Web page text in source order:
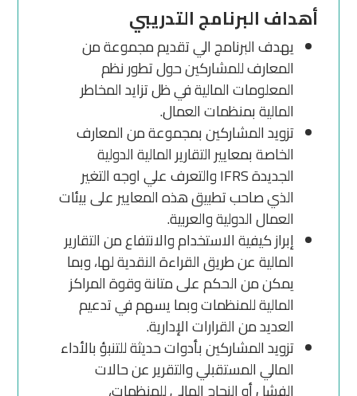
أهداف البرنامج التدريبي
يهدف البرنامج الي تقديم مجموعة من
المعارف للمشاركين حول تطور نظم
المعلومات المالية في ظل تزايد المخاطر
المالية بمنظمات العمال.
تزويد المشاركين بمجموعة من المعارف
الخاصة بمعايير التقارير المالية الدولية
الجديدة IFRS والتعرف علي اوجه التغير
الذي صاحب تطبيق هذه المعايير على بيئات
العمال الدولية والعربية.
إبراز كيفية الاستخدام والانتفاع من التقارير
المالية عن طريق القراءة النقدية لها، وبما
يمكن من الحكم على متانة وقوة المراكز
المالية للمنظمات وبما يسهم في تدعيم
العديد من القرارات الإدارية.
تزويد المشاركين بأدوات حديثة للتنبؤ بالأداء
المالي المستقبلي والتقرير عن حالات
الفشل أو النجاح المالي للمنظمات،